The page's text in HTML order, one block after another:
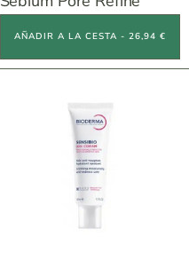
AÑADIR A LA CESTA - 26,94 €